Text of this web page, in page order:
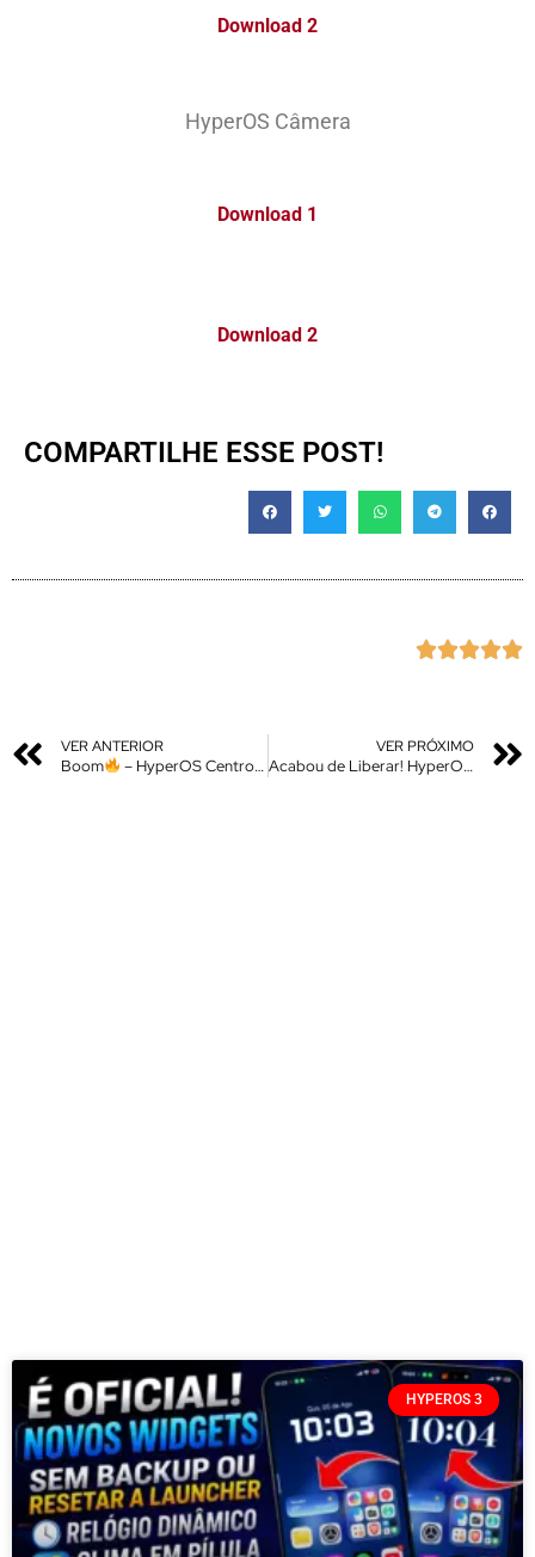
Download 2
HyperOS Câmera
Download 1
Download 2
COMPARTILHE ESSE POST!

VER ANTERIOR
Boom – HyperOS Centro de Controle – Nova Atualização – Instale Agora – Compatível só c/ HyperOS
VER PRÓXIMO
Acabou de Liberar! HyperOS Global Android 14 – MIUI 14 Android 13 – Poco – Redmi – Mi
HYPEROS 3